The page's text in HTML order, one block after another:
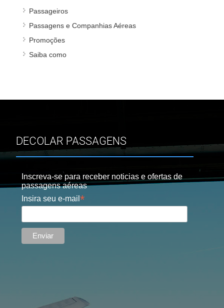
Passageiros
Passagens e Companhias Aéreas
Promoções
Saiba como
DECOLAR PASSAGENS
Inscreva-se para receber noticias e ofertas de
passagens aéreas
Insira seu e-mail*